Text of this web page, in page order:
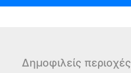
Δημοφιλείς περιοχές